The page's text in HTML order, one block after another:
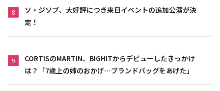
8
ソ・ジソブ、大好評につき来日イベントの追加公演が決
定！
9
CORTISのMARTIN、BIGHITからデビューしたきっかけ
は？「7歳上の姉のおかげ…ブランドバッグをあげた」